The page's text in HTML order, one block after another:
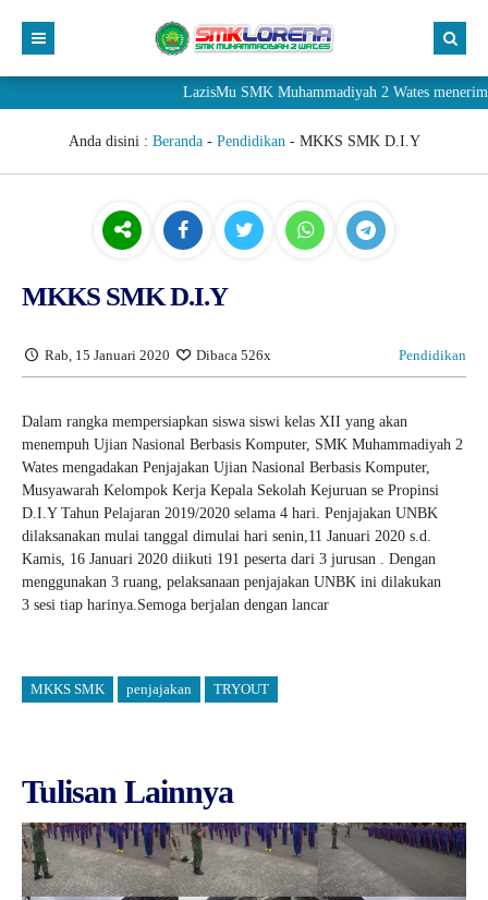
LazisMu SMK Muhammadiyah 2 Wates menerima
Anda disini : Beranda- Pendidikan- MKKS SMK D.I.Y
MKKS SMK D.I.Y
Rab, 15 Januari 2020 Dibaca 526x Pendidikan
Dalam rangka mempersiapkan siswa siswi kelas XII yang akan
menempuh Ujian Nasional Berbasis Komputer, SMK Muhammadiyah 2
Wates mengadakan Penjajakan Ujian Nasional Berbasis Komputer,
Musyawarah Kelompok Kerja Kepala Sekolah Kejuruan se Propinsi
D.I.Y Tahun Pelajaran 2019/2020 selama 4 hari. Penjajakan UNBK
dilaksanakan mulai tanggal dimulai hari senin,11 Januari 2020 s.d.
Kamis, 16 Januari 2020 diikuti 191 peserta dari 3 jurusan . Dengan
menggunakan 3 ruang, pelaksanaan penjajakan UNBK ini dilakukan
3 sesi tiap harinya.Semoga berjalan dengan lancar
MKKS SMK penjajakan TRYOUT
Tulisan Lainnya